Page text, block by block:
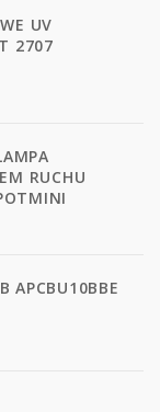
UV
2707
RUCHU
APCBU10BBE